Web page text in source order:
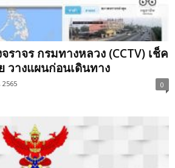
ราจร กรมทางหลวง (CCTV) เช็ค
วางแผนก่อนเดินทาง
2565 0